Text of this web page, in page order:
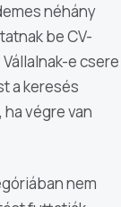
néhány
be CV-
e csere
a keresés
végre van
nem